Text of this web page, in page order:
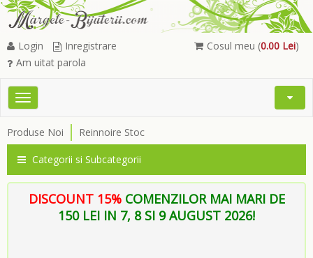
Cosul meu (0.00 Lei)
Login
Inregistrare
Am uitat parola
Toggle
Open
Produse Noi Reinnoire Stoc
Categorii si Subcategorii
DISCOUNT 15% COMENZILOR MAI MARI DE
150 LEI IN 7, 8 SI 9 AUGUST 2026!